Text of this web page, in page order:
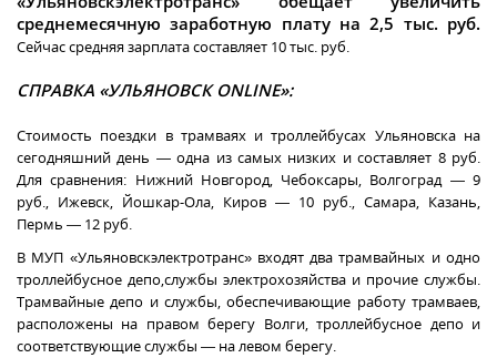
среднемесячную заработную плату на 2,5 тыс. руб.
Сейчас средняя зарплата составляет 10 тыс. руб.
СПРАВКА «УЛЬЯНОВСК ONLINE»:
Стоимость поездки в трамваях и троллейбусах Ульяновска на
сегодняшний день — одна из самых низких и составляет 8 руб.
Для сравнения: Нижний Новгород, Чебоксары, Волгоград — 9
руб., Ижевск, Йошкар-Ола, Киров — 10 руб., Самара, Казань,
Пермь — 12 руб.
В МУП «Ульяновскэлектротранс» входят два трамвайных и одно
троллейбусное депо,службы электрохозяйства и прочие службы.
Трамвайные депо и службы, обеспечивающие работу трамваев,
расположены на правом берегу Волги, троллейбусное депо и
соответствующие службы — на левом берегу.